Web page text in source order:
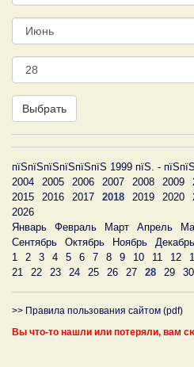
Месяц
День
Выбрать
пїЅпїЅпїЅпїЅпїЅпїЅ 1999 пїЅ. -
2004
2005 2006 2007 2008 2009
2015
2016 2017 2018 2019 2020
2026
Январь
Февраль Март Апрель
Сентябрь
Октябрь Ноябрь
Декабрь
1
2 3 4 5 6 7 8 9 10 11 12
21
22 23 24 25 26 27 28 29 30
>> Правила пользования сайтом (pdf)
Вы что-то нашли или потеряли, вам